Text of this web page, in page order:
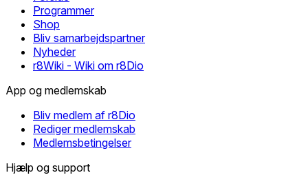
Programmer
Shop
Bliv samarbejdspartner
Nyheder
r8Wiki - Wiki om r8Dio
App og medlemskab
Bliv medlem af r8Dio
Rediger medlemskab
Medlemsbetingelser
Hjælp og support